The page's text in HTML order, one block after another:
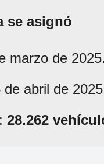
se asignó
marzo de 2025.
abril de
28.262